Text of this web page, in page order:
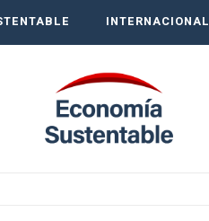
INTERNACIONAL